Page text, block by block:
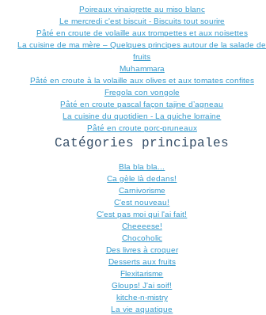
Poireaux vinaigrette au miso blanc
Le mercredi c'est biscuit - Biscuits tout sourire
Pâté en croute de volaille aux trompettes et aux noisettes
La cuisine de ma mère – Quelques principes autour de la salade de
fruits
Muhammara
Pâté en croute à la volaille aux olives et aux tomates confites
Fregola con vongole
Pâté en croute pascal façon tajine d’agneau
La cuisine du quotidien - La quiche lorraine
Pâté en croute porc-pruneaux
Catégories principales
Bla bla bla...
Ca gèle là dedans!
Carnivorisme
C'est nouveau!
C'est pas moi qui l'ai fait!
Cheeeese!
Chocoholic
Des livres à croquer
Desserts aux fruits
Flexitarisme
Gloups! J'ai soif!
kitche-n-mistry
La vie aquatique